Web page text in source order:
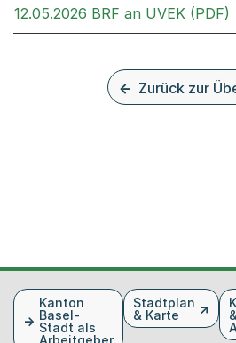
12.05.2026 BRF an UVEK (PDF)
Zurück zur
FusszeileKanton
Basel-
Stadt als
Arbeitgeber
Stadtplan
& Karte
&